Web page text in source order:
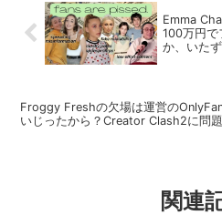
Emma
100万円で
か、いた
Froggy Freshの欠場は運営の
いじったから？Creator Clash2に問
関連